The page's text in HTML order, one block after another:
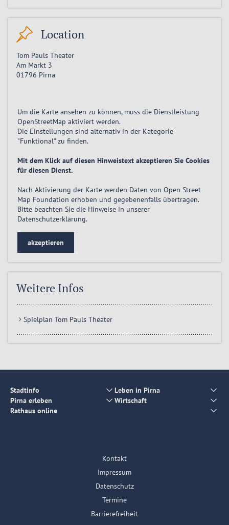
Location
Tom Pauls Theater
Am Markt 3
01796 Pirna
Um die Karte ansehen zu können, muss die Dienstleistung
OpenStreetMap aktiviert werden.
Die Einstellungen sind alternativ in der Kategorie
"Funktional" zu finden.
Mit dem Klick auf diesen Hinweistext akzeptieren Sie Cookies
für diesen Dienst.
Nach Aktivierung der Karte werden Daten von Open Street
Map Foundation erhoben und gegebenenfalls übertragen.
Bitte beachten Sie die Hinweise in unserer
Datenschutzerklärung.
akzeptieren
Weitere Infos
Spielplan Tom Pauls Theater
Stadtinfo
Leben in Pirna
Pirna erleben
Wirtschaft
Rathaus online
Kontakt
Impressum
Datenschutz
Termine
Barrierefreiheit